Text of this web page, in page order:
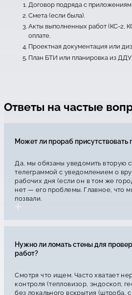
Договор подряда с
Смета (если была).
Акты выполненных работ (КС-2,
оплате.
Проектная документация или
План БТИ или планировка из ДДУ.
Ответы на частые
Может ли прораб присутствовать
Да, мы обязаны уведомить вторую
телеграммой с уведомлением о
рабочих дня (если он в том же
нет — его проблемы. Главное, что
позвали.
Нужно ли ломать стены для
работ?
Смотря что ищем. Часто хватает
контроля (тепловизор, эндоскоп,
без локального вскрытия (штроба,